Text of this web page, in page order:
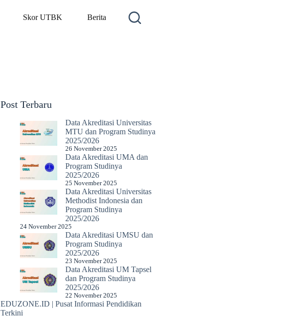
Skor UTBK Berita
Post Terbaru
Data Akreditasi Universitas
MTU dan Program Studinya
2025/2026
26 November 2025
Data Akreditasi UMA dan
Program Studinya
2025/2026
25 November 2025
Data Akreditasi Universitas
Methodist Indonesia dan
Program Studinya
2025/2026
24 November 2025
Data Akreditasi UMSU dan
Program Studinya
2025/2026
23 November 2025
Data Akreditasi UM Tapsel
dan Program Studinya
2025/2026
22 November 2025
EDUZONE.ID | Pusat Informasi Pendidikan
Terkini